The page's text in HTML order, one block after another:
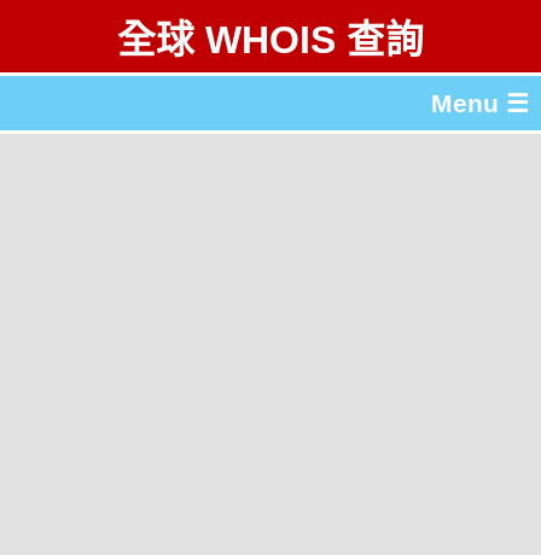
全球 WHOIS 查詢
Menu ☰